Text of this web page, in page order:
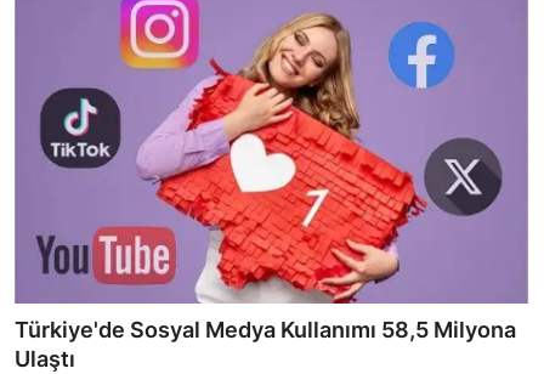
Türkiye'de Sosyal Medya Kullanımı 58,5 Milyona
Ulaştı